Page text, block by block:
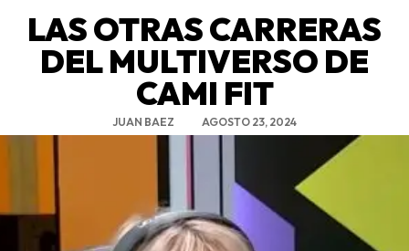
LAS OTRAS CARRERAS
DEL MULTIVERSO DE
CAMI FIT
JUAN BAEZ AGOSTO 23, 2024